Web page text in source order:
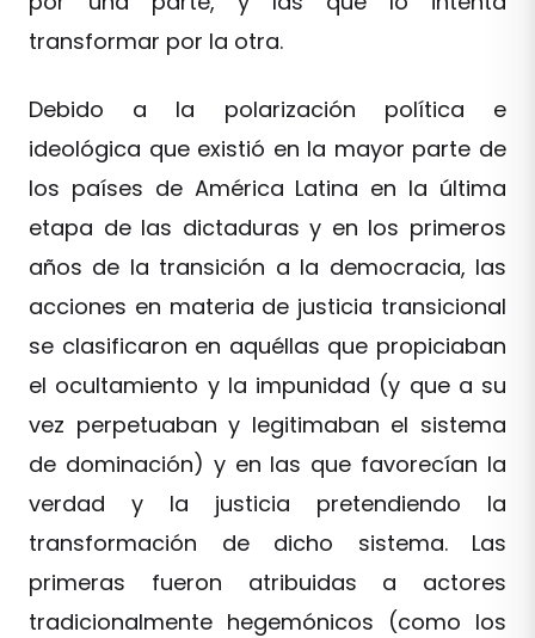
transformar por la otra.
Debido a la polarización política e
ideológica que existió en la mayor parte de
los países de América Latina en la última
etapa de las dictaduras y en los primeros
años de la transición a la democracia, las
acciones en materia de justicia transicional
se clasificaron en aquéllas que propiciaban
el ocultamiento y la impunidad (y que a su
vez perpetuaban y legitimaban el sistema
de dominación) y en las que favorecían la
verdad y la justicia pretendiendo la
transformación de dicho sistema. Las
primeras fueron atribuidas a actores
tradicionalmente hegemónicos (como los